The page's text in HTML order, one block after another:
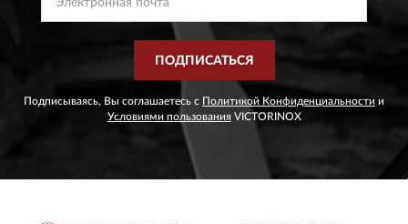
ПОДПИСАТЬСЯ
Подписываясь, Вы соглашаетесь с Политикой Конфиденциальности и
Условиями пользованияVICTORINOX